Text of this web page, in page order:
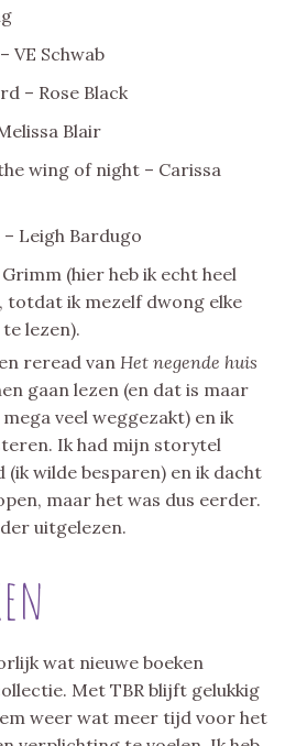
VE Schwab
– Rose Black
Blair
wing of night – Carissa
Leigh Bardugo
(hier heb ik echt heel
totdat ik mezelf dwong elke
lezen).
reread van Het negende huis
gaan lezen (en dat is maar
veel weggezakt) en ik
Ik had mijn storytel
wilde besparen) en ik dacht
maar het was dus eerder.
uitgelezen.
wat nieuwe boeken
Met TBR blijft gelukkig
weer wat meer tijd voor het